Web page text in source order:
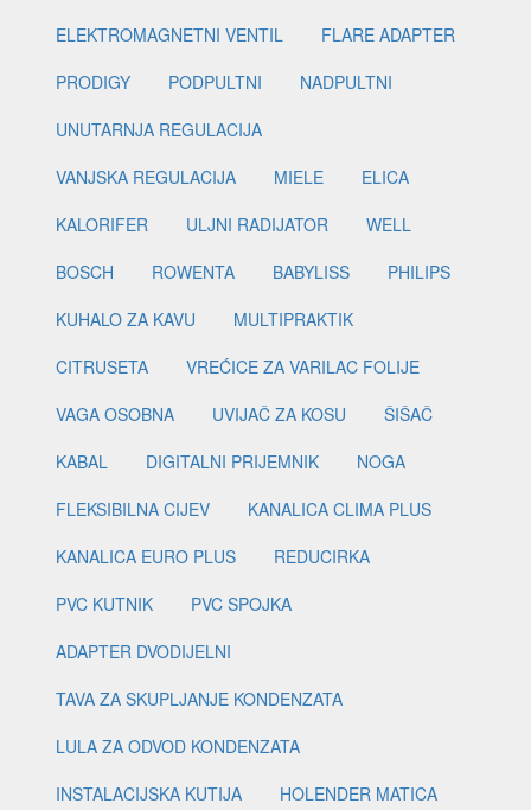
ELEKTROMAGNETNI VENTIL
FLARE ADAPTER
PRODIGY
PODPULTNI
NADPULTNI
UNUTARNJA REGULACIJA
VANJSKA REGULACIJA
MIELE
ELICA
KALORIFER
ULJNI RADIJATOR
WELL
BOSCH
ROWENTA BABYLISS
PHILIPS
KUHALO ZA KAVU
MULTIPRAKTIK
CITRUSETA
VREĆICE ZA VARILAC FOLIJE
VAGA OSOBNA
UVIJAČ ZA KOSU
ŠIŠAČ
KABAL
DIGITALNI PRIJEMNIK
NOGA
FLEKSIBILNA CIJEV
KANALICA CLIMA PLUS
KANALICA EURO PLUS
REDUCIRKA
PVC KUTNIK
PVC SPOJKA
ADAPTER DVODIJELNI
TAVA ZA SKUPLJANJE KONDENZATA
LULA ZA ODVOD KONDENZATA
INSTALACIJSKA KUTIJA
HOLENDER MATICA